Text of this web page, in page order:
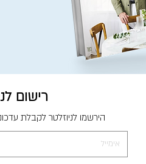
רישום
הירשמו לניוזלטר לקבלת